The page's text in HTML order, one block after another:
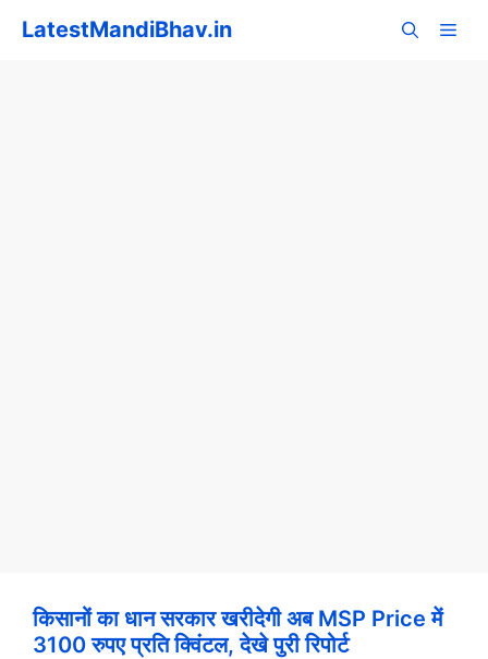
LatestMandiBhav.in
किसानों का धान सरकार खरीदेगी अब MSP Price में
3100 रुपए प्रति क्विंटल, देखे पुरी रिपोर्ट